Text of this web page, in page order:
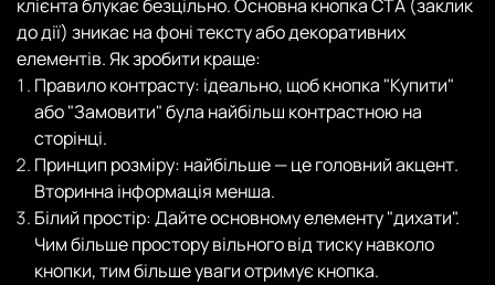
клієнта блукає безцільно. Основна кнопка CTA (заклик
до дії) зникає на фоні тексту або декоративних
елементів. Як зробити краще:
Правило контрасту: ідеально, щоб кнопка "Купити"
або "Замовити" була найбільш контрастною на
сторінці.
Принцип розміру: найбільше — це головний акцент.
Вторинна інформація менша.
Білий простір: Дайте основному елементу "дихати".
Чим більше простору вільного від тиску навколо
кнопки, тим більше уваги отримує кнопка.